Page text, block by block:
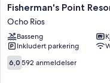
Fisherman's
Point
Resort
Ocho
Rios
Fisherman's Point
Ocho Rios
Basseng
Inkludert parkering
6.0
av
6,0 592 anmeldelser